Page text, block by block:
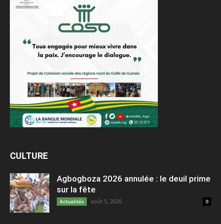
CULTURE
Agbogboza 2026 annulée : le deuil prime
sur la fête
Actualités août 5, 2026 0